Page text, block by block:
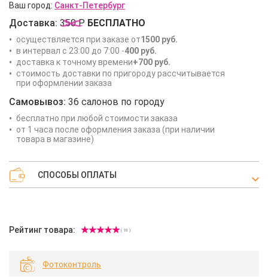
Ваш город: Санкт-Петербург
Доставка: 350 Р БЕСПЛАТНО
осуществляется при заказе от1500 руб.
в интервал с 23:00 до 7:00 -400 руб.
доставка к точному времени+700 руб.
стоимость доставки по пригороду рассчитывается
при оформлении заказа
Самовывоз: 36 салонов по городу
бесплатно при любой стоимости заказа
от 1 часа после оформления заказа (при наличии
товара в магазине)
СПОСОБЫ ОПЛАТЫ
Рейтинг товара: ( 10 )
Фотоконтроль